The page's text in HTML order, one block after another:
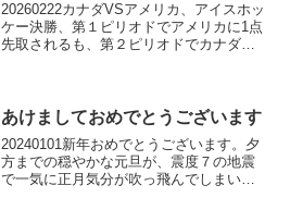
20260222カナダVSアメリカ、アイスホッ
ケー決勝、第１ピリオドでアメリカに1点
先取されるも、第２ピリオドでカナダも
を応援し...
あけましておめでとうございます
20240101新年おめでとうございます。夕
方までの穏やかな元旦が、震度７の地震
で一気に正月気分が吹っ飛んでしまいま